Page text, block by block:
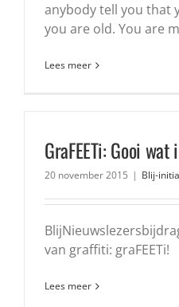
anybody tell you that
you are old. You are
Lees meer
GraFEETi: Gooi
20 november 2015 | Blij-
van graffiti: graFEETi!
Lees meer